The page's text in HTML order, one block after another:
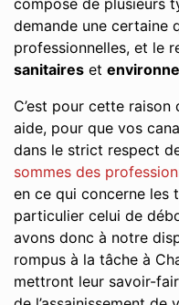
compose de plusieurs
demande une certaine
professionnelles, et le
sanitaires et
C’est pour cette
aide, pour que vos
dans le strict respect
sommes des
en ce qui concerne les
particulier celui de
avons donc à notre
rompus à la tâche à
mettront leur savoir-